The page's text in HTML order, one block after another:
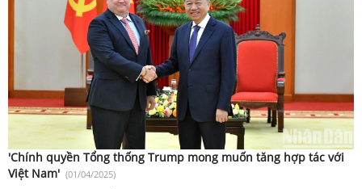
'Chính quyền Tổng thống Trump mong muốn tăng hợp tác với
Việt Nam' (01/04/2025)